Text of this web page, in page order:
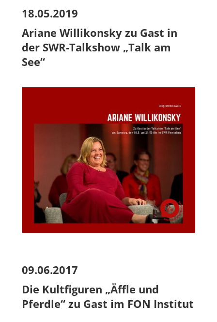
18.05.2019
Ariane Willikonsky zu Gast in
der SWR-Talkshow „Talk am
See“
09.06.2017
Die Kultfiguren „Äffle und
Pferdle“ zu Gast im FON Institut